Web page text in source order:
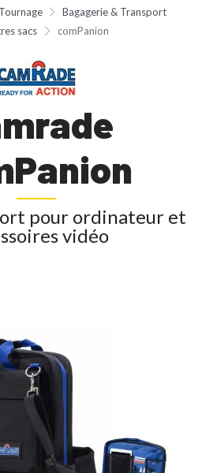
Bagagerie & Transport
sacs
comPanion
pour ordinateur et
vidéo